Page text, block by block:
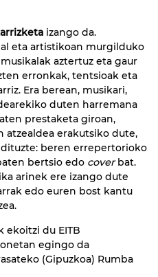
izango da.
eta artistikoan murgilduko
aztertuz eta gaur
erronkak, tentsioak eta
Era berean, musikari,
duten harremana
prestaketa giroan,
atzealdea erakutsiko dute,
beren errepertorioko
bertsio edo coverbat.
arinek ere izango dute
edo euren bost kantu
ekoitzi du EITB
egingo da
(Gipuzkoa) Rumba